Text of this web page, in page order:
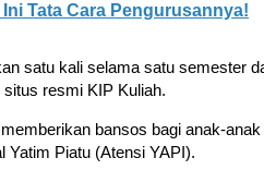
Ini Tata Cara Pengurusannya!
satu kali selama satu semester
resmi KIP Kuliah.
bansos bagi anak-
Yatim Piatu (Atensi YAPI).